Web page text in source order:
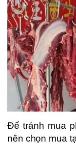
Để tránh mua
nên chọn mua